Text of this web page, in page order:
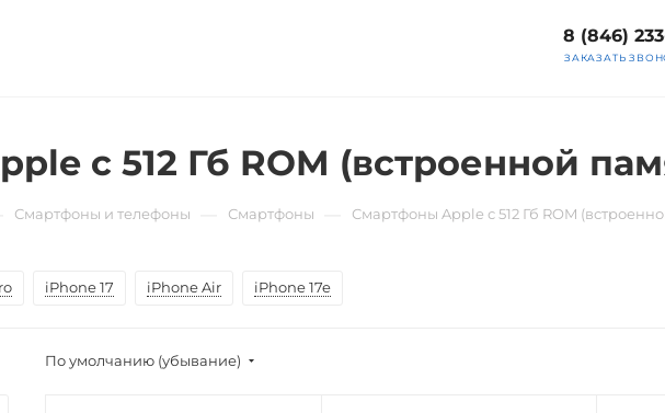
8 (846)
ЗАКАЗАТЬ
с 512 Гб ROM (встроенной
Смартфоны и телефоны Смартфоны Смартфоны Apple с 512 Гб ROM
iPhone 17 iPhone Air iPhone 17e
По умолчанию (убывание)